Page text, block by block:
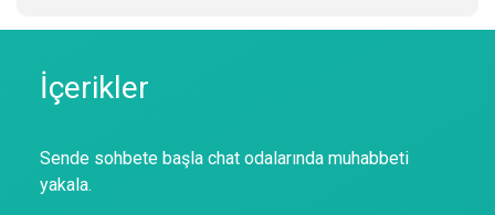
İçerikler
Sende sohbete başla chat odalarında muhabbeti
yakala.